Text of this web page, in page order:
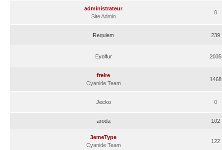
administrateur
Site Admin
0
Requiem 239
Eyolfur 2035
freire
Cyanide Team
1468
Jecko 0
aroda 102
3emeType
Cyanide Team
122